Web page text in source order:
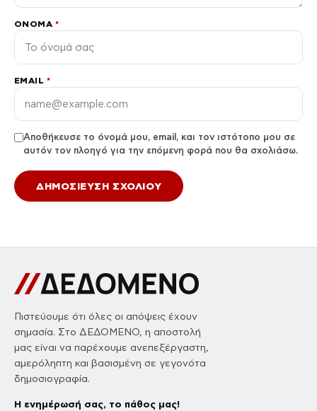
ΌΝΟΜΑ *
EMAIL *
Αποθήκευσε το όνομά μου, email, και τον ιστότοπο μου σε
αυτόν τον πλοηγό για την επόμενη φορά που θα σχολιάσω.
Πιστεύουμε ότι όλες οι απόψεις έχουν
σημασία. Στο ΔΕΔΟΜΕΝΟ, η αποστολή
μας είναι να παρέχουμε ανεπεξέργαστη,
αμερόληπτη και βασισμένη σε γεγονότα
δημοσιογραφία.
Η ενημέρωσή σας, το πάθος μας!